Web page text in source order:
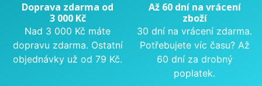
Doprava zdarma od
3 000 Kč
Nad 3 000 Kč máte
dopravu zdarma. Ostatní
objednávky už od 79 Kč.
Až 60 dní na vrácení
zboží
30 dní na vrácení zdarma.
Potřebujete víc času? Až
60 dní za drobný
poplatek.